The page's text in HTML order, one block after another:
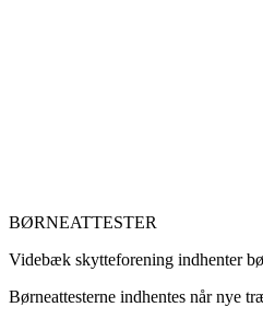
BØRNEATTESTER
Videbæk skytteforening indhenter
Børneattesterne indhentes når nye